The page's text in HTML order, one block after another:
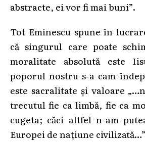
abstracte, ei vor fi mai buni”.
Tot Eminescu spune în
că singurul care poate
moralitate absolută este
poporul nostru s-a cam
este sacralitate și valoare
trecutul fie ca limbă, fie ca
cugeta; căci altfel n-am
Europei de națiune civilizată…”